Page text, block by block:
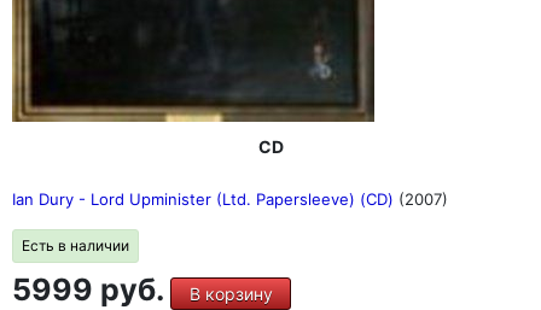
CD
Ian Dury - Lord Upminister (Ltd. Papersleeve) (CD) (2007)
Есть в наличии
5999 руб. В корзину